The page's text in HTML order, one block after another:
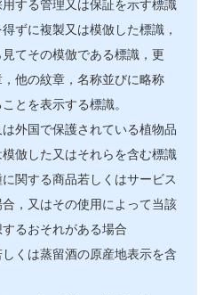
する管理又は保証を示す標識
ずに複製又は模倣した標識，
てその模倣である標識，更
他の紋章，名称並びに略称
とを表示する標識。
外国で保護されている植物品
倣した又はそれらを含む標識
関する商品若しくはサービス
，又はその使用によって当該
するおそれがある場合
くは蒸留酒の原産地表示を含